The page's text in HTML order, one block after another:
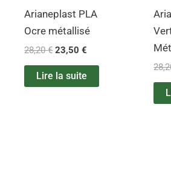
Arianeplast PLA
Ocre métallisé
28,20€ 23,50€
Lire la suite